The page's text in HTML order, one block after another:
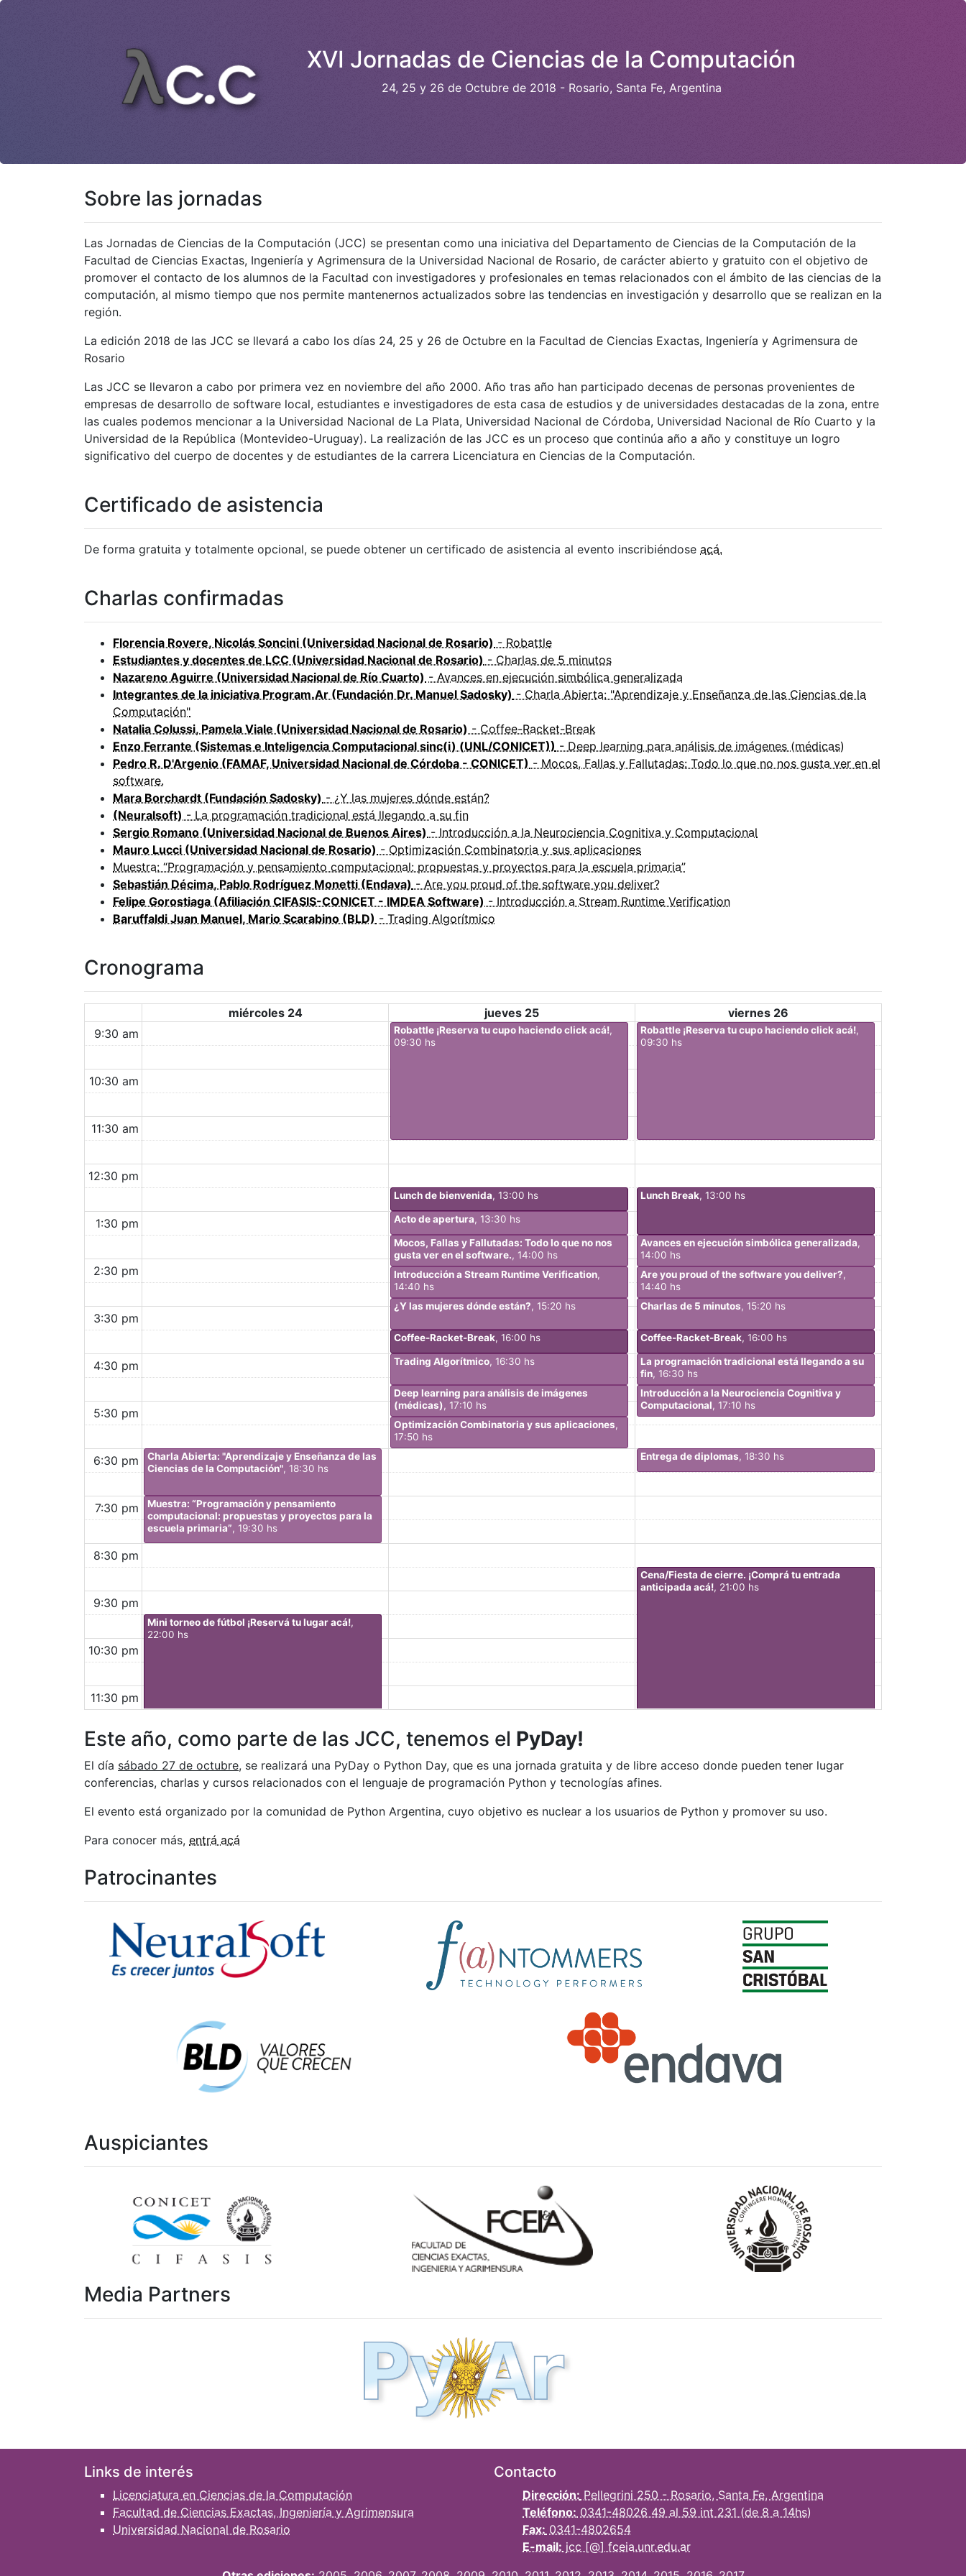
XVI Jornadas de Ciencias de la Computación
24, 25 y 26 de Octubre de 2018 - Rosario, Santa Fe, Argentina
Sobre las jornadas
Las Jornadas de Ciencias de la Computación (JCC) se presentan como una iniciativa del Departamento de Ciencias de la Computación de la
Facultad de Ciencias Exactas, Ingeniería y Agrimensura de la Universidad Nacional de Rosario, de carácter abierto y gratuito con el objetivo de
promover el contacto de los alumnos de la Facultad con investigadores y profesionales en temas relacionados con el ámbito de las ciencias de la
computación, al mismo tiempo que nos permite mantenernos actualizados sobre las tendencias en investigación y desarrollo que se realizan en la
región.
La edición 2018 de las JCC se llevará a cabo los días 24, 25 y 26 de Octubre en la Facultad de Ciencias Exactas, Ingeniería y Agrimensura de
Rosario
Las JCC se llevaron a cabo por primera vez en noviembre del año 2000. Año tras año han participado decenas de personas provenientes de
empresas de desarrollo de software local, estudiantes e investigadores de esta casa de estudios y de universidades destacadas de la zona, entre
las cuales podemos mencionar a la Universidad Nacional de La Plata, Universidad Nacional de Córdoba, Universidad Nacional de Río Cuarto y la
Universidad de la República (Montevideo-Uruguay). La realización de las JCC es un proceso que continúa año a año y constituye un logro
significativo del cuerpo de docentes y de estudiantes de la carrera Licenciatura en Ciencias de la Computación.
Certificado de asistencia
De forma gratuita y totalmente opcional, se puede obtener un certificado de asistencia al evento inscribiéndose acá.
Charlas confirmadas
Florencia Rovere, Nicolás Soncini (Universidad Nacional de Rosario) - Robattle
Estudiantes y docentes de LCC (Universidad Nacional de Rosario) - Charlas de 5 minutos
Nazareno Aguirre (Universidad Nacional de Río Cuarto) - Avances en ejecución simbólica generalizada
Integrantes de la iniciativa Program.Ar (Fundación Dr. Manuel Sadosky) - Charla Abierta: "Aprendizaje y Enseñanza de las Ciencias de la
Computación"
Natalia Colussi, Pamela Viale (Universidad Nacional de Rosario) - Coffee-Racket-Break
Enzo Ferrante (Sistemas e Inteligencia Computacional sinc(i) (UNL/CONICET)) - Deep learning para análisis de imágenes (médicas)
Pedro R. D'Argenio (FAMAF, Universidad Nacional de Córdoba - CONICET) - Mocos, Fallas y Fallutadas: Todo lo que no nos gusta ver en el
software.
Mara Borchardt (Fundación Sadosky) - ¿Y las mujeres dónde están?
(Neuralsoft) - La programación tradicional está llegando a su fin
Sergio Romano (Universidad Nacional de Buenos Aires) - Introducción a la Neurociencia Cognitiva y Computacional
Mauro Lucci (Universidad Nacional de Rosario) - Optimización Combinatoria y sus aplicaciones
Muestra: “Programación y pensamiento computacional: propuestas y proyectos para la escuela primaria”
Sebastián Décima, Pablo Rodríguez Monetti (Endava) - Are you proud of the software you deliver?
Felipe Gorostiaga (Afiliación CIFASIS-CONICET - IMDEA Software) - Introducción a Stream Runtime Verification
Baruffaldi Juan Manuel, Mario Scarabino (BLD) - Trading Algorítmico
Cronograma
miércoles 24 jueves 25
viernes 26
9:30 am
10:30 am
11:30 am
12:30 pm
1:30 pm
2:30 pm
3:30 pm
4:30 pm
5:30 pm
6:30 pm
7:30 pm
8:30 pm
9:30 pm
10:30 pm
11:30 pm
Charla Abierta: "Aprendizaje y Enseñanza de las
Ciencias de la Computación", 18:30 hs
Muestra: “Programación y pensamiento
computacional: propuestas y proyectos para la
escuela primaria”, 19:30 hs
Mini torneo de fútbol ¡Reservá tu lugar acá!,
22:00 hs
Robattle ¡Reserva tu cupo haciendo click acá!,
09:30 hs
Lunch de bienvenida, 13:00 hs
Acto de apertura, 13:30 hs
Mocos, Fallas y Fallutadas: Todo lo que no nos
gusta ver en el software., 14:00 hs
Introducción a Stream Runtime Verification,
14:40 hs
¿Y las mujeres dónde están?, 15:20 hs
Coffee-Racket-Break, 16:00 hs
Trading Algorítmico, 16:30 hs
Deep learning para análisis de imágenes
(médicas), 17:10 hs
Optimización Combinatoria y sus aplicaciones,
17:50 hs
Robattle ¡Reserva tu cupo haciendo click acá!,
09:30 hs
Lunch Break, 13:00 hs
Avances en ejecución simbólica generalizada,
14:00 hs
Are you proud of the software you deliver?,
14:40 hs
Charlas de 5 minutos, 15:20 hs
Coffee-Racket-Break, 16:00 hs
La programación tradicional está llegando a su
fin, 16:30 hs
Introducción a la Neurociencia Cognitiva y
Computacional, 17:10 hs
Entrega de diplomas, 18:30 hs
Cena/Fiesta de cierre. ¡Comprá tu entrada
anticipada acá!, 21:00 hs
Este año, como parte de las JCC, tenemos el PyDay!
El día sábado 27 de octubre, se realizará una PyDay o Python Day, que es una jornada gratuita y de libre acceso donde pueden tener lugar
conferencias, charlas y cursos relacionados con el lenguaje de programación Python y tecnologías afines.
El evento está organizado por la comunidad de Python Argentina, cuyo objetivo es nuclear a los usuarios de Python y promover su uso.
Para conocer más, entrá acá
Patrocinantes
Auspiciantes
Media Partners
Links de interés
Licenciatura en Ciencias de la Computación
Facultad de Ciencias Exactas, Ingeniería y Agrimensura
Universidad Nacional de Rosario
Contacto
Dirección: Pellegrini 250 - Rosario, Santa Fe, Argentina
Teléfono: 0341-48026 49 al 59 int 231 (de 8 a 14hs)
Fax: 0341-4802654
E-mail: jcc [@] fceia.unr.edu.ar